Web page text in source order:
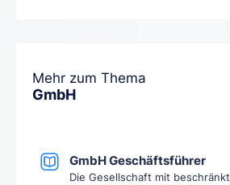
Mehr zum Thema
GmbH
GmbH Geschäftsführer
Die Gesellschaft mit